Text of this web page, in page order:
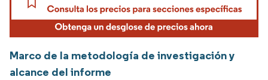
Marco de la metodología de investigación y
alcance del informe